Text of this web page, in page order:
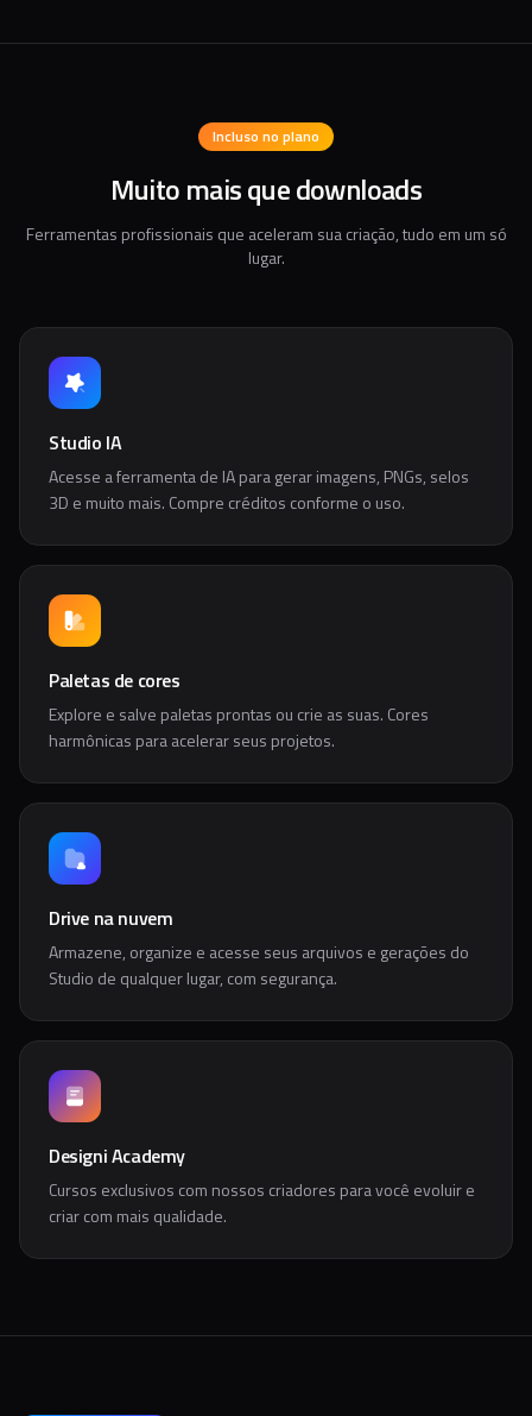
Incluso no plano
Muito mais que downloads
Ferramentas profissionais que aceleram sua criação, tudo em um só
lugar.
Studio IA
Acesse a ferramenta de IA para gerar imagens, PNGs, selos
3D e muito mais. Compre créditos conforme o uso.
Paletas de cores
Explore e salve paletas prontas ou crie as suas. Cores
harmônicas para acelerar seus projetos.
Drive na nuvem
Armazene, organize e acesse seus arquivos e gerações do
Studio de qualquer lugar, com segurança.
Designi Academy
Cursos exclusivos com nossos criadores para você evoluir e
criar com mais qualidade.